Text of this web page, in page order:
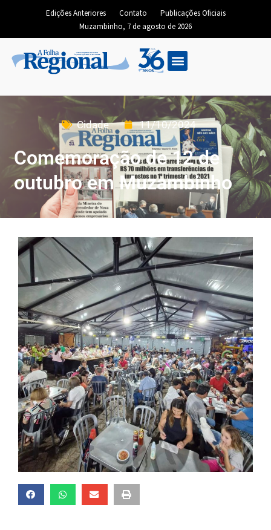
Edições Anteriores Contato
Publicações Oficiais
Muzambinho, 7 de agosto de 2026
Cidade 11/10/2024
Comemoração de 12 de
outubro em Muzambinho